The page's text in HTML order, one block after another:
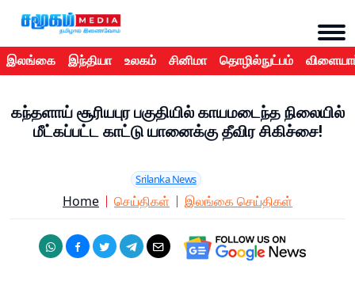
இலங்கை இந்தியா உலகம் சினிமா தொழில்நுட்பம்
கந்தளாய் சூரியபுர பகுதியில் காயமடைந்த நிலையில்
மீட்கப்பட்ட காட்டு யானைக்கு தீவிர சிகிச்சை!
Srilanka News
Home செய்திகள் இலங்கை செய்திகள்